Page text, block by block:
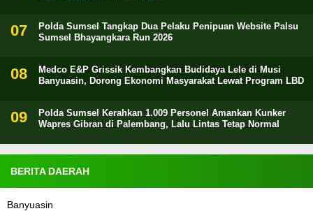
Polda Sumsel Tangkap Dua Pelaku Penipuan Website Palsu
Sumsel Bhayangkara Run 2026
Medco E&P Grissik Kembangkan Budidaya Lele di Musi
Banyuasin, Dorong Ekonomi Masyarakat Lewat Program LBD
Polda Sumsel Kerahkan 1.009 Personel Amankan Kunker
Wapres Gibran di Palembang, Lalu Lintas Tetap Normal
BERITA DAERAH
Banyuasin